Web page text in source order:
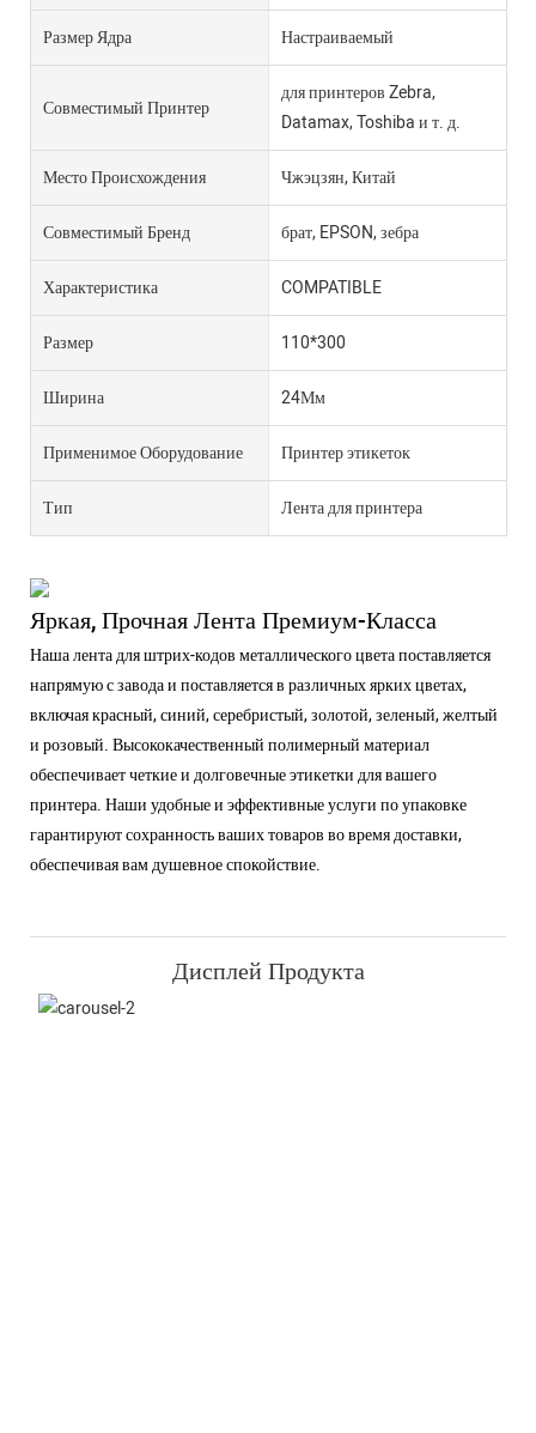
Размер Ядра Настраиваемый
Совместимый Принтер
для принтеров Zebra,
Datamax, Toshiba и т. д.
Место Происхождения Чжэцзян, Китай
Совместимый Бренд брат, EPSON, зебра
Характеристика COMPATIBLE
Размер 110*300
Ширина 24Мм
Применимое Оборудование Принтер этикеток
Тип Лента для принтера
Яркая, Прочная Лента Премиум-Класса
Наша лента для штрих-кодов металлического цвета поставляется
напрямую с завода и поставляется в различных ярких цветах,
включая красный, синий, серебристый, золотой, зеленый, желтый
и розовый. Высококачественный полимерный материал
обеспечивает четкие и долговечные этикетки для вашего
принтера. Наши удобные и эффективные услуги по упаковке
гарантируют сохранность ваших товаров во время доставки,
обеспечивая вам душевное спокойствие.
Дисплей Продукта